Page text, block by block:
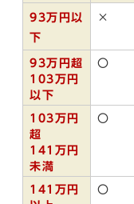
93万円以
下
×
93万円超
103万円
以下
〇
103万円
超
141万円
未満
〇
141万円
〇